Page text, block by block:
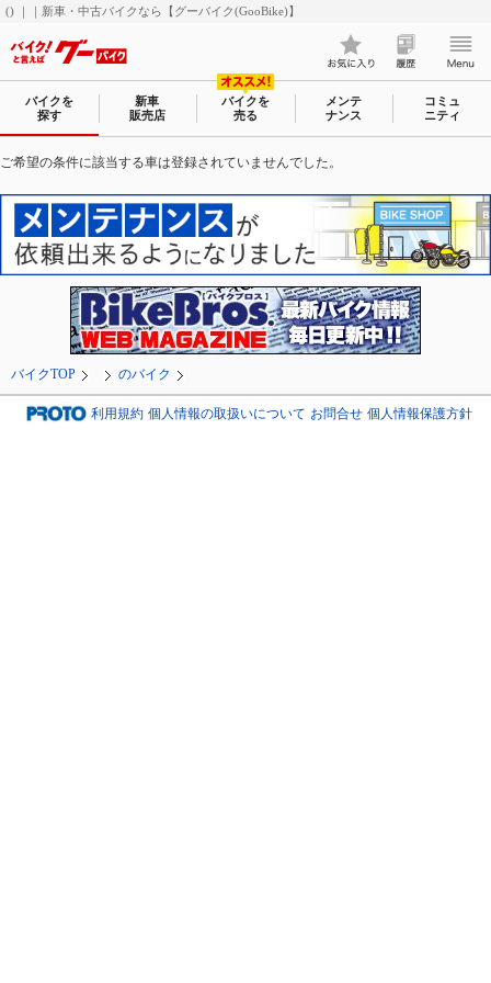
() ｜｜新車・中古バイクなら【グーバイク(GooBike)】
バイクを
探す
新車
販売店
バイクを
売る
メンテ
ナンス
コミュ
ニティ
ご希望の条件に該当する車は登録されていませんでした。
バイクTOP のバイク
利用規約 個人情報の取扱いについて お問合せ 個人情報保護方針